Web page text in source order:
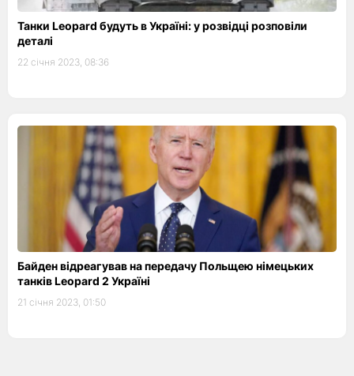
Танки Leopard будуть в Україні: у розвідці розповіли
деталі
22 січня 2023, 08:36
Байден відреагував на передачу Польщею німецьких
танків Leopard 2 Україні
21 січня 2023, 01:50